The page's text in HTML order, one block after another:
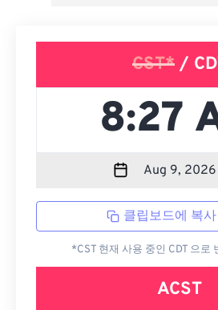
CST*/
클립보드에 복사
*CST 현재 사용 중인 CDT 으로
ACST